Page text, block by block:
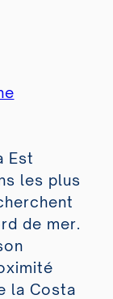
Est
les plus
de mer.
la Costa